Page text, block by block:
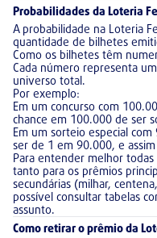
Probabilidades da Loteria
A probabilidade na Loteria
quantidade de bilhetes
Como os bilhetes têm
Cada número representa
universo total.
Por exemplo:
Em um concurso com
chance em 100.000 de ser
Em um sorteio especial
ser de 1 em 90.000, e
Para entender melhor todas
tanto para os prêmios
secundárias (milhar,
possível consultar tabelas
assunto.
Como retirar o prêmio da